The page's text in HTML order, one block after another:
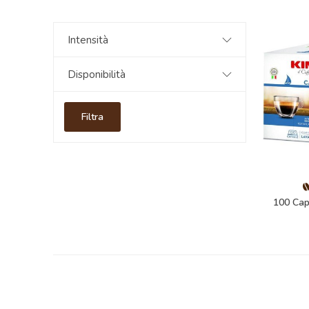
Intensità
Disponibilità
Filtra
100